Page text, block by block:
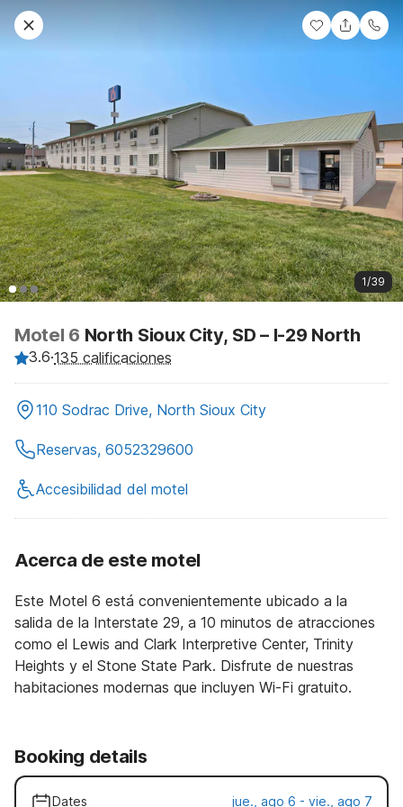
1/39
Motel 6 North Sioux City, SD – I-29 North
3.6·135 calificaciones
110 Sodrac Drive, North Sioux City
Reservas, 6052329600
Accesibilidad del motel
Acerca de este motel
Este Motel 6 está convenientemente ubicado a la
salida de la Interstate 29, a 10 minutos de atracciones
como el Lewis and Clark Interpretive Center, Trinity
Heights y el Stone State Park. Disfrute de nuestras
habitaciones modernas que incluyen Wi-Fi gratuito.
Booking details
Dates jue., ago 6 - vie., ago 7